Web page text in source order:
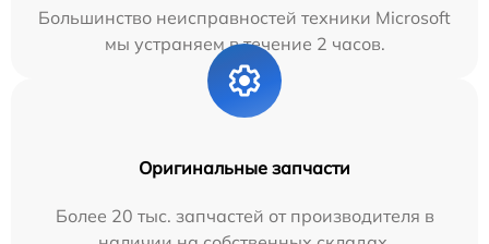
Большинство неисправностей техники Microsoft
мы устраняем в течение 2 часов.
Оригинальные запчасти
Более 20 тыс. запчастей от производителя в